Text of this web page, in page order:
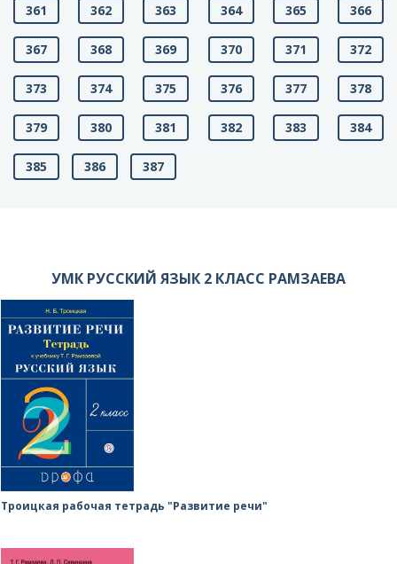
361 362 363 364 365 366
367 368 369 370 371 372
373 374 375 376 377 378
379 380 381 382 383 384
385 386 387
УМК РУССКИЙ ЯЗЫК 2 КЛАСС РАМЗАЕВА
Троицкая рабочая тетрадь "Развитие речи"